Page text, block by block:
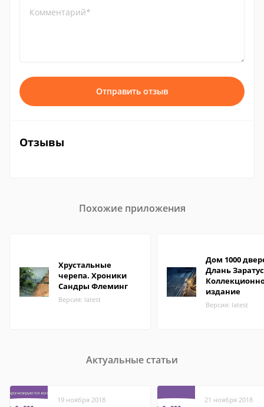
Комментарий*
Отправить отзыв
Отзывы
Похожие приложения
Хрустальные
черепа. Хроники
Сандры Флеминг
Версия: latest
Дом 1000
Длань
издание
Версия: latest
Актуальные статьи
19 ноября 2018 21 ноября 2018